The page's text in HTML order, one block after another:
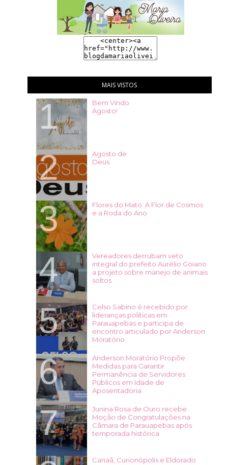
MAIS VISTOS
Bem Vindo
Agosto!
Agosto de
Deus
Flores do Mato: A Flor de Cosmos
e a Roda do Ano
Vereadores derrubam veto
integral do prefeito Aurélio Goiano
a projeto sobre manejo de animais
soltos
Celso Sabino é recebido por
lideranças políticas em
Parauapebas e participa de
encontro articulado por Anderson
Moratório
Anderson Moratório Propõe
Medidas para Garantir
Permanência de Servidores
Públicos em Idade de
Aposentadoria
Junina Rosa de Ouro recebe
Moção de Congratulações na
Câmara de Parauapebas após
temporada histórica
Canaã, Curionópolis e Eldorado